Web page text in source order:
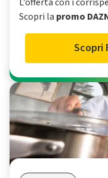
Scopri la promo
Scopri